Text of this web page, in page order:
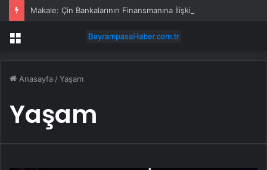
Menü
Anasayfa /Yaşam
Yaşam